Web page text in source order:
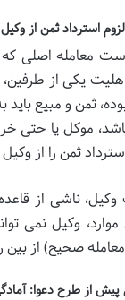
استرداد ثمن از
معامله اصلی
یکی از طرفین،
ثمن و مبیعباید
موکل یا حتی
ثمن را از وکیل
ناشی از
وکیل نمی
صحیح) از بین
از طرح دعوا: